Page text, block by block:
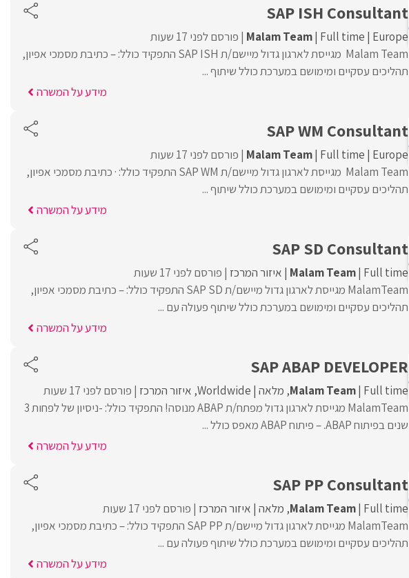
SAP ISH Consultant
Malam Team Full time Europe
פורסם לפני 17 שעות
Malam Team מגייסת לארגון גדול מיישם/ת SAP ISH התפקיד כולל: – כתיבת מסמכי אפיון,
תהליכים עסקיים ומימושם במערכת כולל שיתוף ...
מידע על המשרה
SAP WM Consultant
Malam Team Full time Europe
פורסם לפני 17 שעות
Malam Team מגייסת לארגון גדול מיישם/ת SAP WM התפקיד כולל: · כתיבת מסמכי אפיון,
תהליכים עסקיים ומימושם במערכת כולל שיתוף ...
מידע על המשרה
SAP SD Consultant
Malam Team Full time איזור המרכז פורסם לפני 17 שעות
MalamTeam מגייסת לארגון גדול מיישם/ת SAP SD התפקיד כולל: – כתיבת מסמכי אפיון,
תהליכים עסקיים ומימושם במערכת כולל שיתוף פעולה עם ...
מידע על המשרה
SAP ABAP DEVELOPER
Malam Team Full time מלאה Worldwide איזור המרכז פורסם לפני 17 שעות
MalamTeam מגייסת לארגון גדול מפתח/ת ABAP מנוסה! התפקיד כולל: -ניסיון של לפחות 3
שנים בפיתוח ABAP. – פיתוח ABAP מאפס כולל ...
מידע על המשרה
SAP PP Consultant
Malam Team Full time מלאה איזור המרכז פורסם לפני 17 שעות
MalamTeam מגייסת לארגון גדול מיישם/ת SAP PP התפקיד כולל: – כתיבת מסמכי אפיון,
תהליכים עסקיים ומימושם במערכת כולל שיתוף פעולה עם ...
מידע על המשרה